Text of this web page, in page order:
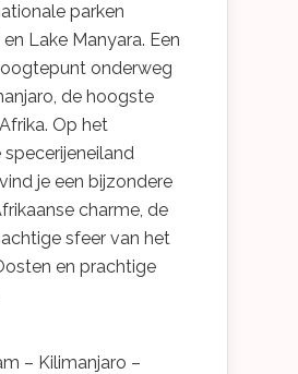
parken
Lake Manyara. Een
onderweg
de hoogste
Op het
je een bijzondere
charme, de
sfeer van het
en prachtige
– Kilimanjaro –